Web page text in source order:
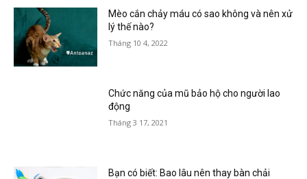
Mèo cắn chảy máu có sao không và nên xử
lý thế nào?
Tháng 10 4, 2022
Chức năng của mũ bảo hộ cho người lao
động
Tháng 3 17, 2021
Bạn có biết: Bao lâu nên thay bàn chải